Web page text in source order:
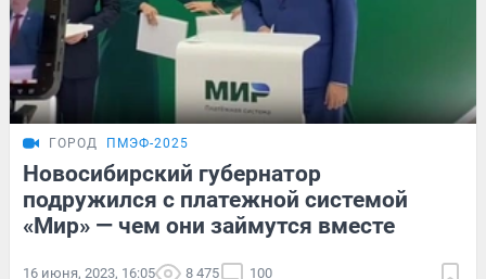
ГОРОД ПМЭФ-2025
Новосибирский губернатор
подружился с платежной системой
«Мир» — чем они займутся вместе
16 июня, 2023, 16:05 8 475 100